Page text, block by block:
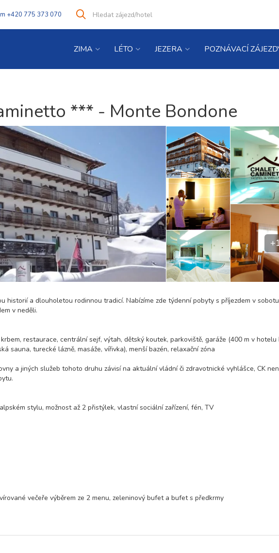
+420 775 373 070
co
Vyhledat
ZIMA LÉTO JEZERA POZNÁVACÍ
*** - Monte Bondone
historií a dlouholetou rodinnou tradicí. Nabízíme zde týdenní pobyty s příjezdem v
v neděli.
restaurace, centrální sejf, výtah, dětský koutek, parkoviště, garáže (400 m v hotelu
sauna, turecké lázně, masáže, vířivka), menší bazén, relaxační zóna
a jiných služeb tohoto druhu závisí na aktuální vládní či zdravotnické vyhlášce, CK
stylu, možnost až 2 přistýlek, vlastní sociální zařízení, fén, TV
večeře výběrem ze 2 menu, zeleninový bufet a bufet s předkrmy